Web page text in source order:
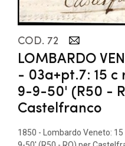
COD. 72
LOMBARDO
- 03a+pt.7: 15 c
9-9-50' (R50 -
Castelfranco
1850 - Lombardo Veneto: 15